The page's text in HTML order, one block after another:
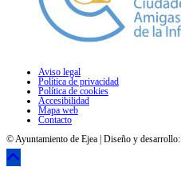
Aviso legal
Política de privacidad
Política de cookies
Accesibilidad
Mapa web
Contacto
© Ayuntamiento de Ejea | Diseño y desarrollo: